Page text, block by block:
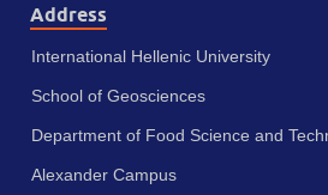
Address
International Hellenic University
School of Geosciences
Department of Food Science and
Alexander Campus